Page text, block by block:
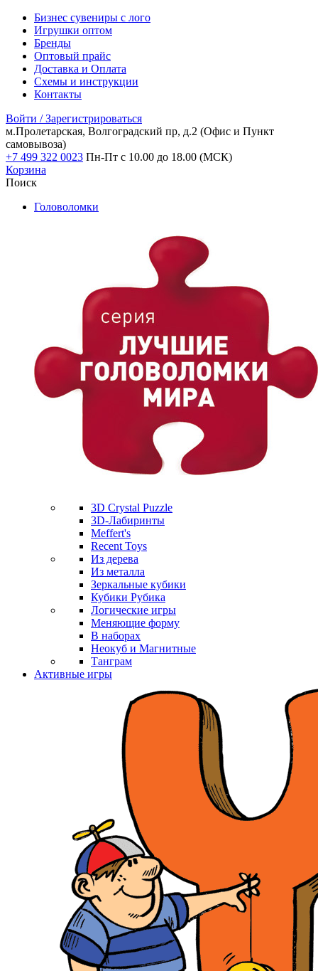
Бизнес сувениры с лого
Игрушки оптом
Бренды
Оптовый прайс
Доставка и Оплата
Схемы и инструкции
Контакты
Войти / Зарегистрироваться
м.Пролетарская, Волгоградский пр, д.2 (Офис и Пункт
самовывоза)
+7 499 322 0023 Пн-Пт с 10.00 до 18.00 (МСК)
Корзина
Поиск
Головоломки
3D Crystal Puzzle
3D-Лабиринты
Meffert's
Recent Toys
Из дерева
Из металла
Зеркальные кубики
Кубики Рубика
Логические игры
Меняющие форму
В наборах
Неокуб и Магнитные
Танграм
Активные игры